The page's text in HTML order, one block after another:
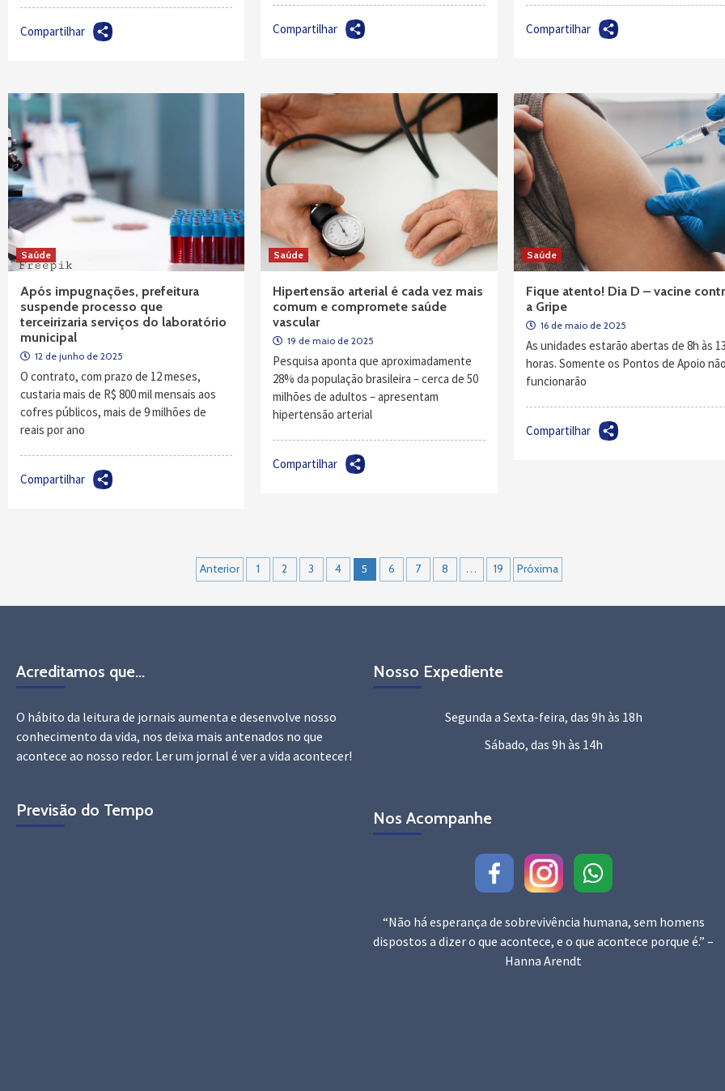
Compartilhar Compartilhar Compartilhar
Saúde
Após impugnações, prefeitura
suspende processo que
terceirizaria serviços do laboratório
municipal
12 de junho de 2025
O contrato, com prazo de 12 meses,
custaria mais de R$ 800 mil mensais aos
cofres públicos, mais de 9 milhões de
reais por ano
Compartilhar
Saúde
Hipertensão arterial é cada vez mais
comum e compromete saúde
vascular
19 de maio de 2025
Pesquisa aponta que aproximadamente
28% da população brasileira – cerca de 50
milhões de adultos – apresentam
hipertensão arterial
Compartilhar
Saúde
Fique atento! Dia D – vacine
a Gripe
16 de maio de 2025
As unidades estarão abertas de 8h às
horas. Somente os Pontos de Apoio
funcionarão
Compartilhar
Navegação
por
posts
Anterior 1 2 3 4 5 6 7 8 … 19 Próxima
Acreditamos que…
O hábito da leitura de jornais aumenta e desenvolve nosso
conhecimento da vida, nos deixa mais antenados no que
acontece ao nosso redor. Ler um jornal é ver a vida acontecer!
Previsão do Tempo
Nosso Expediente
Segunda a Sexta-feira, das 9h às 18h
Sábado, das 9h às 14h
Nos Acompanhe
“Não há esperança de sobrevivência humana, sem homens
dispostos a dizer o que acontece, e o que acontece porque é.” –
Hanna Arendt